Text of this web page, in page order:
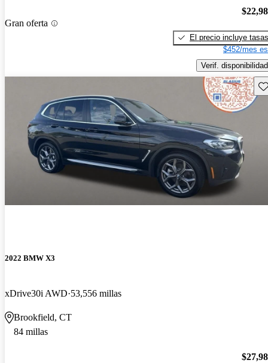
Gran oferta
El precio incluye tasas
$452/mes
Verif. disponibilidad
2022 BMW X3
xDrive30i AWD 53,556 millas
Brookfield, CT
84 millas